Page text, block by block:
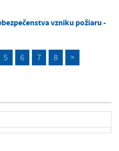
vzniku požiaru -
5 6 7 8 >